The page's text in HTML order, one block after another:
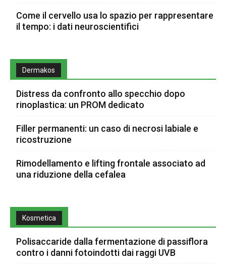
Come il cervello usa lo spazio per rappresentare
il tempo: i dati neuroscientifici
Dermakos
Distress da confronto allo specchio dopo
rinoplastica: un PROM dedicato
Filler permanenti: un caso di necrosi labiale e
ricostruzione
Rimodellamento e lifting frontale associato ad
una riduzione della cefalea
Kosmetica
Polisaccaride dalla fermentazione di passiflora
contro i danni fotoindotti dai raggi UVB